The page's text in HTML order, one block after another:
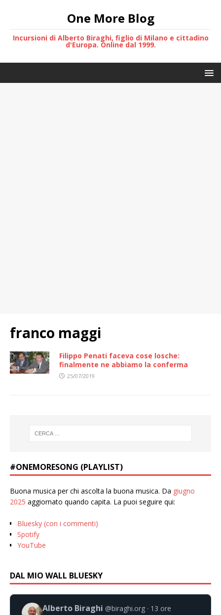
One More Blog
Incursioni di Alberto Biraghi, figlio di Milano e cittadino
d'Europa. Online dal 1999.
franco maggi
Filippo Penati faceva cose losche:
finalmente ne abbiamo la conferma
25/07/2019
#ONEMORESONG (PLAYLIST)
Buona musica per chi ascolta la buona musica. Da giugno
2025 aggiornato quando capita. La puoi seguire qui:
Bluesky (con i commenti)
Spotify
YouTube
DAL MIO WALL BLUESKY
Alberto Biraghi @biraghi.org 13 ore